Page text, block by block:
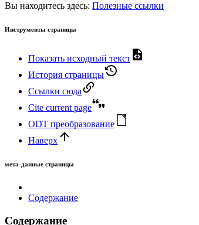
Вы находитесь здесь: Полезные ссылки
Инструменты страницы
Показать исходный текст
История страницы
Ссылки сюда
Cite current page
ODT преобразование
Наверх
мета-данные страницы
Содержание
Содержание